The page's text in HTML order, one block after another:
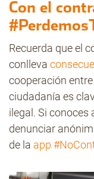
Con el
Recuerda que el
conlleva
cooperación
ciudadanía es
ilegal. Si conoces
denunciar
de la app